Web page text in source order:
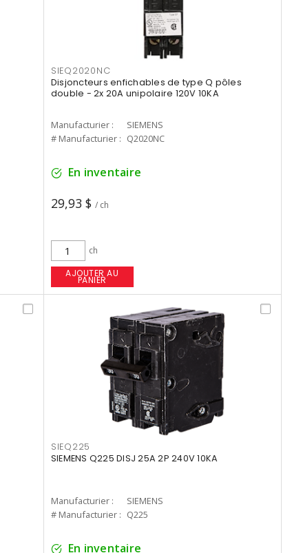
SIEQ2020NC
Disjoncteurs enfichables de type Q pôles
double - 2x 20A unipolaire 120V 10KA
Manufacturier :
SIEMENS
# Manufacturier : Q2020NC
En inventaire
29,93 $ / ch
ch
AJOUTER AU
PANIER
SIEQ225
SIEMENS Q225 DISJ 25A 2P 240V 10KA
Manufacturier :
SIEMENS
# Manufacturier : Q225
En inventaire